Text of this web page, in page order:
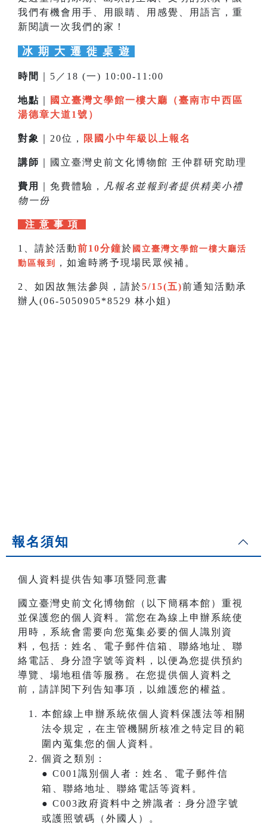
我們有機會用手、用眼睛、用感覺、用語言，重
新閱讀一次我們的家！
冰 期 大 遷 徙 桌 遊
時間 ｜5／18 (一) 10:00-11:00
地點
國立臺灣文學館一樓大廳（臺南市中西區
湯德章大道1號）
對象 ｜20位， 限國小中年級以上報名
講師 ｜國立臺灣史前文化博物館 王仲群研究助理
費用 ｜免費體驗，
凡報名並報到者提供精美小禮
物一份
注 意 事 項
1、請於活動前10分鐘於 國立臺灣文學館一樓大廳活
動區報到
，如逾時將予現場民眾候補。
2、如因故無法參與，請於5/15(五)前通知活動承
辦人(06-5050905*8529 林小姐)
報名須知
個人資料提供告知事項暨同意書
國立臺灣史前文化博物館（以下簡稱本館）重視
並保護您的個人資料。當您在為線上申辦系統使
用時，系統會需要向您蒐集必要的個人識別資
料，包括：姓名、電子郵件信箱、聯絡地址、聯
絡電話、身分證字號等資料，以便為您提供預約
導覽、場地租借等服務。在您提供個人資料之
前，請詳閱下列告知事項，以維護您的權益。
本館線上申辦系統依個人資料保護法等相關
法令規定，在主管機關所核准之特定目的範
圍內蒐集您的個人資料。
個資之類別：
● C001識別個人者：姓名、電子郵件信
箱、聯絡地址、聯絡電話等資料。
● C003政府資料中之辨識者：身分證字號
或護照號碼（外國人）。